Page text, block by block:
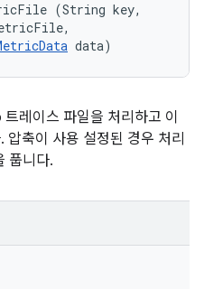
(String key,
data)
레이스 파일을 처리하고 이
축이 사용 설정된 경우 처리
풉니다.